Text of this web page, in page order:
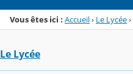
Vous êtes ici : Accueil› Le Lycée›
Le Lycée